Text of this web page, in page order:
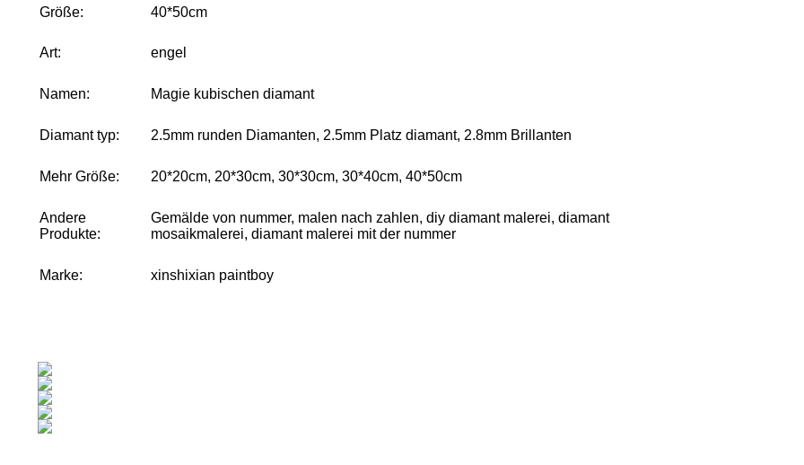
Größe: 40*50cm
Art: engel
Namen: Magie kubischen diamant
Diamant typ: 2.5mm runden Diamanten, 2.5mm Platz diamant, 2.8mm Brillanten
Mehr Größe: 20*20cm, 20*30cm, 30*30cm, 30*40cm, 40*50cm
Andere
Produkte:
Gemälde von nummer, malen nach zahlen, diy diamant malerei, diamant
mosaikmalerei, diamant malerei mit der nummer
Marke: xinshixian paintboy